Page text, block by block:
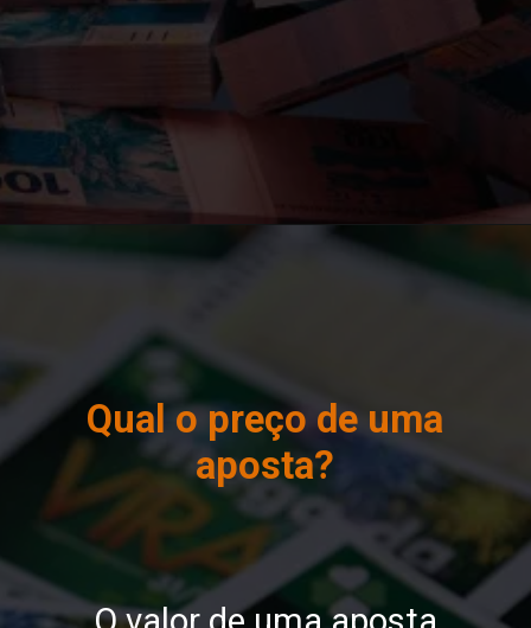
Qual o preço de uma
aposta?